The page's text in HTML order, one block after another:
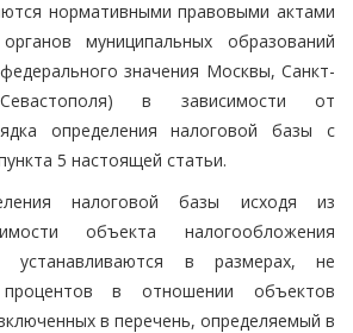
нормативными правовыми актами
муниципальных образований
значения Москвы, Санкт-
в зависимости от
определения налоговой базы с
5 настоящей статьи.
налоговой базы исходя из
объекта налогообложения
устанавливаются в размерах, не
в отношении объектов
в перечень, определяемый в